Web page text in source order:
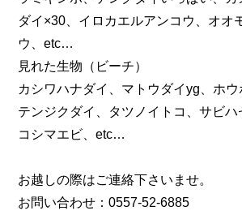
ダイ×30、イロカエルアンコウ、オオ
ウ、etc…
見れた生物（ビーチ）
カシワハナダイ、マトウダイyg、ホ
テンジクダイ、タツノイトコ、サビハ
コシマエビ、etc…
お越しの際はご連絡下さいませ。
お問い合わせ：0557-52-6885